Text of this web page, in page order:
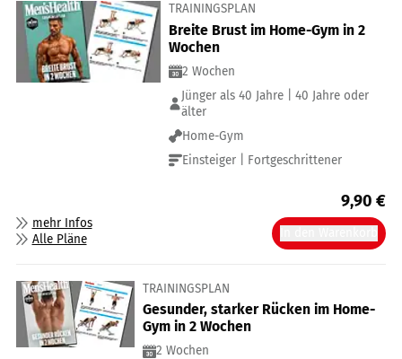
TRAININGSPLAN
Breite Brust im Home-Gym in 2
Wochen
2 Wochen
Jünger als 40 Jahre | 40 Jahre oder
älter
Home-Gym
Einsteiger | Fortgeschrittener
mehr Infos
Alle Pläne
9,90 €
TRAININGSPLAN
Gesunder, starker Rücken im Home-
Gym in 2 Wochen
2 Wochen